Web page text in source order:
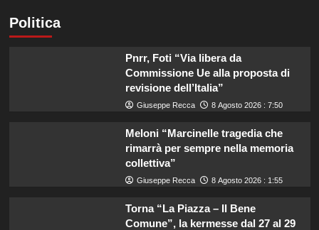
Politica
Pnrr, Foti “Via libera da
Commissione Ue alla proposta di
revisione dell’Italia”
Giuseppe Recca 8 Agosto 2026 : 7:50
Meloni “Marcinelle tragedia che
rimarrà per sempre nella memoria
collettiva”
Giuseppe Recca 8 Agosto 2026 : 1:55
Torna “La Piazza – Il Bene
Comune”, la kermesse dal 27 al 29